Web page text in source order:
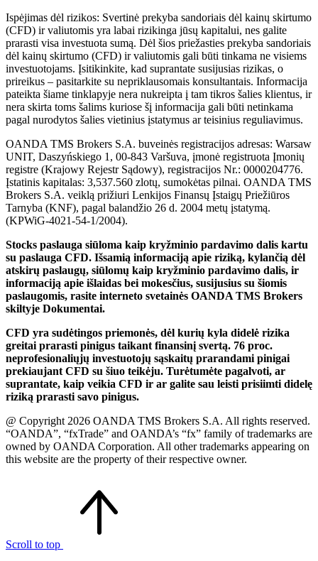
Ispėjimas dėl rizikos: Svertinė prekyba sandoriais dėl kainų skirtumo
(CFD) ir valiutomis yra labai rizikinga jūsų kapitalui, nes galite
prarasti visa investuota sumą. Dėl šios priežasties prekyba sandoriais
dėl kainų skirtumo (CFD) ir valiutomis gali būti tinkama ne visiems
investuotojams. Įsitikinkite, kad suprantate susijusias rizikas, o
prireikus – pasitarkite su nepriklausomais konsultantais. Informacija
pateikta šiame tinklapyje nera nukreipta į tam tikros šalies klientus, ir
nera skirta toms šalims kuriose šį informacija gali būti netinkama
pagal nurodytos šalies vietinius įstatymus ar teisinius reguliavimus.
OANDA TMS Brokers S.A. buveinės registracijos adresas: Warsaw
UNIT, Daszyńskiego 1, 00-843 Varšuva, įmonė registruota Įmonių
registre (Krajowy Rejestr Sądowy), registracijos Nr.: 0000204776.
Įstatinis kapitalas: 3,537.560 zlotų, sumokėtas pilnai. OANDA TMS
Brokers S.A. veiklą prižiuri Lenkijos Finansų Įstaigų Priežiūros
Tarnyba (KNF), pagal balandžio 26 d. 2004 metų įstatymą.
(KPWiG-4021-54-1/2004).
Stocks paslauga siūloma kaip kryžminio pardavimo dalis kartu
su paslauga CFD. Išsamią informaciją apie riziką, kylančią dėl
atskirų paslaugų, siūlomų kaip kryžminio pardavimo dalis, ir
informaciją apie išlaidas bei mokesčius, susijusius su šiomis
paslaugomis, rasite interneto svetainės OANDA TMS Brokers
skiltyje Dokumentai.
CFD yra sudėtingos priemonės, dėl kurių kyla didelė rizika
greitai prarasti pinigus taikant finansinį svertą. 76 proc.
neprofesionaliųjų investuotojų sąskaitų prarandami pinigai
prekiaujant CFD su šiuo teikėju. Turėtumėte pagalvoti, ar
suprantate, kaip veikia CFD ir ar galite sau leisti prisiimti didelę
riziką prarasti savo pinigus.
@ Copyright 2026 OANDA TMS Brokers S.A. All rights reserved.
“OANDA”, “fxTrade” and OANDA’s “fx” family of trademarks are
owned by OANDA Corporation. All other trademarks appearing on
this website are the property of their respective owner.
Scroll to top